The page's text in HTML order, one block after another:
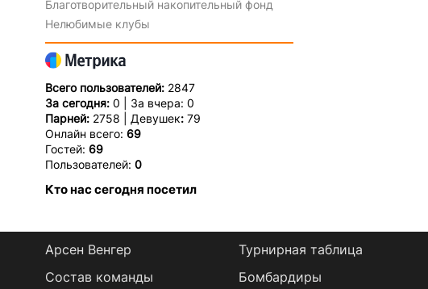
Благотворительный накопительный фонд
Нелюбимые клубы
Всего пользователей: 2847
За сегодня: 0 | За вчера: 0
Парней: 2758 | Девушек:79
Онлайн всего: 69
Гостей: 69
Пользователей: 0
Кто нас сегодня посетил
Арсен Венгер
Состав команды
Турнирная таблица
Бомбардиры